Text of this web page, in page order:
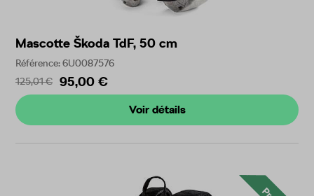
Mascotte Škoda TdF, 50 cm
Référence: 6U0087576
125,01 €
95,00 €
Voir détails